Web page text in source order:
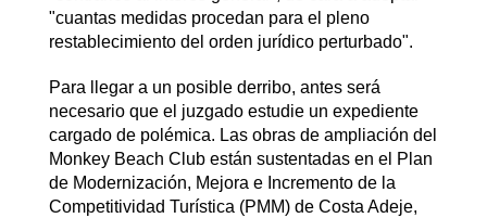
"cuantas medidas procedan para el pleno
restablecimiento del orden jurídico perturbado".
Para llegar a un posible derribo, antes será
necesario que el juzgado estudie un expediente
cargado de polémica. Las obras de ampliación del
Monkey Beach Club están sustentadas en el Plan
de Modernización, Mejora e Incremento de la
Competitividad Turística (PMM) de Costa Adeje,